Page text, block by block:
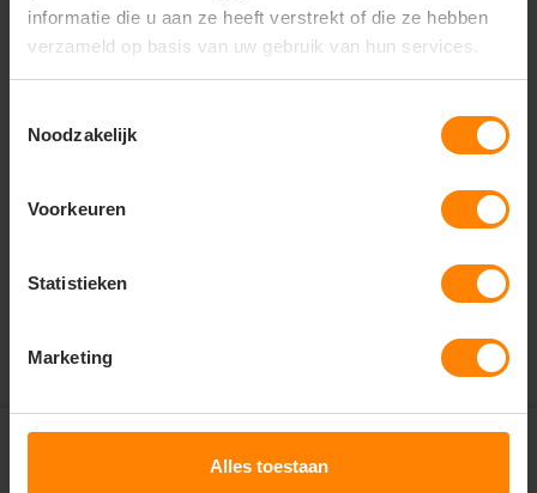
informatie die u aan ze heeft verstrekt of die ze hebben
verzameld op basis van uw gebruik van hun services.
Noodzakelijk
Voorkeuren
Statistieken
Marketing
Alles toestaan
Vragen? Neem contact
klantenservice
store
Abonneer je op onze
nieuwsbrief en ontvang € 5,-